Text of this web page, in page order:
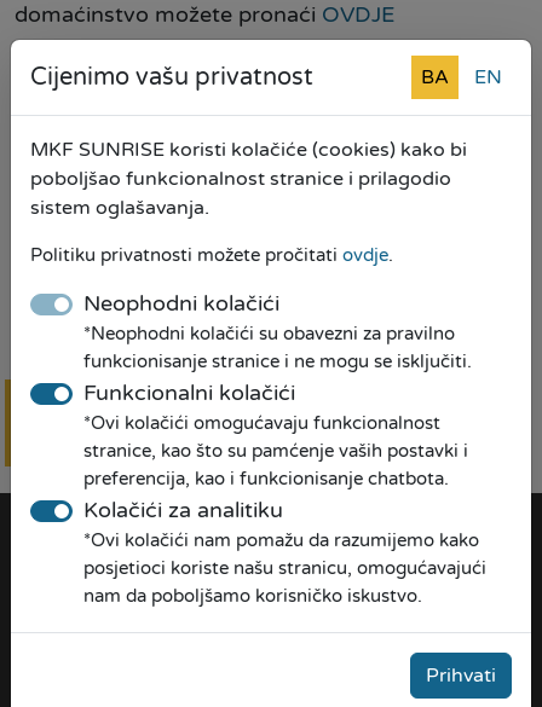
domaćinstvo možete pronaći OVDJE
Reprezentativne primjere kamatnih stopa možete
pronaći
Tokom ljeta iskoristite posebne kreditne uslove
uz fiksnu kamatnu stopu, brzu obradu kredita i
bez troškova provizije.
Za detaljnije informacije i upite možete posjetiti
Vama najbližu poslovnicu, pozvati nas na
besplatnu info liniju: 0800 30 565, ili se prijavite
putem online forme prijave za kredit OVDJE
Spisak poslovnica pogledajte
Vaša MKF SUNRISE- Jer mi pravimo prilike!
Cijenimo vašu privatnost BA EN
MKF SUNRISE koristi kolačiće (cookies) kako bi
poboljšao funkcionalnost stranice i prilagodio
sistem oglašavanja.
Politiku privatnosti možete pročitati ovdje.
Neophodni kolačići
*Neophodni kolačići su obavezni za pravilno
funkcionisanje stranice i ne mogu se isključiti.
Funkcionalni kolačići
*Ovi kolačići omogućavaju funkcionalnost
stranice, kao što su pamćenje vaših postavki i
preferencija, kao i funkcionisanje chatbota.
Kolačići za analitiku
*Ovi kolačići nam pomažu da razumijemo kako
posjetioci koriste našu stranicu, omogućavajući
nam da poboljšamo korisničko iskustvo.
Prihvati